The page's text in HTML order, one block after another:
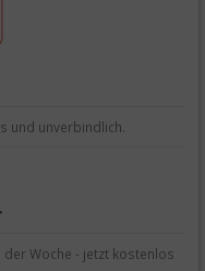
und unverbindlich.
Woche - jetzt kostenlos